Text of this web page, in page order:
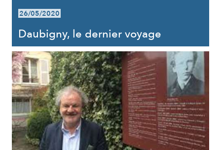
26/05/2020
Daubigny, le dernier voyage